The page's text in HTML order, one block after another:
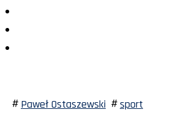
Paweł Ostaszewski sport